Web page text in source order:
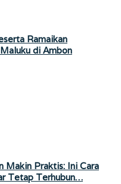
Ramaikan
di Ambon
Makin Praktis: Ini Cara
Tetap Terhubun…